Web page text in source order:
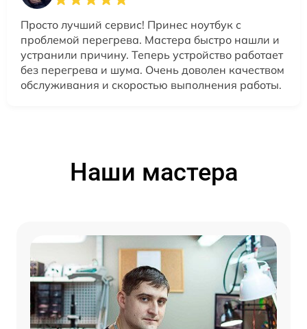
Просто лучший сервис! Принес ноутбук с
проблемой перегрева. Мастера быстро нашли и
устранили причину. Теперь устройство работает
без перегрева и шума. Очень доволен качеством
обслуживания и скоростью выполнения работы.
Наши мастера